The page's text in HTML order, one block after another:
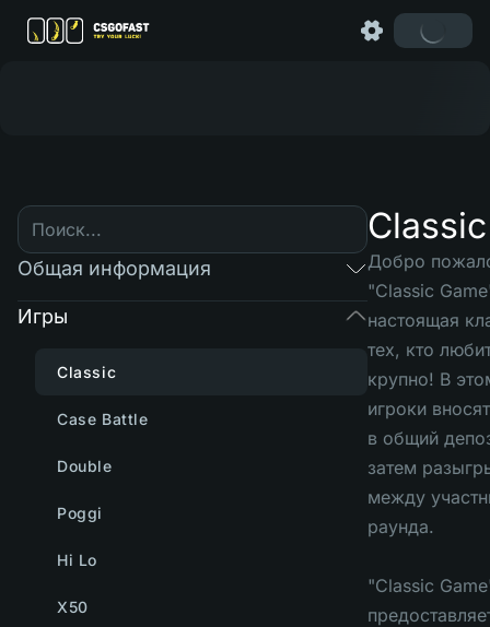
Общая информация
Игры
Classic
Case Battle
Double
Poggi
Hi Lo
X50
Classic
Добро
"Classic
настоящая
тех, кто
крупно! В
игроки
в общий
затем
между
раунда.
"Classic